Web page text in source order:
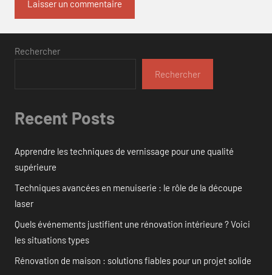
Rechercher
Rechercher
Recent Posts
Apprendre les techniques de vernissage pour une qualité
supérieure
Techniques avancées en menuiserie : le rôle de la découpe
laser
Quels événements justifient une rénovation intérieure ? Voici
les situations types
Rénovation de maison : solutions fiables pour un projet solide